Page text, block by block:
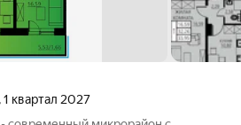
, 1 квартал 2027